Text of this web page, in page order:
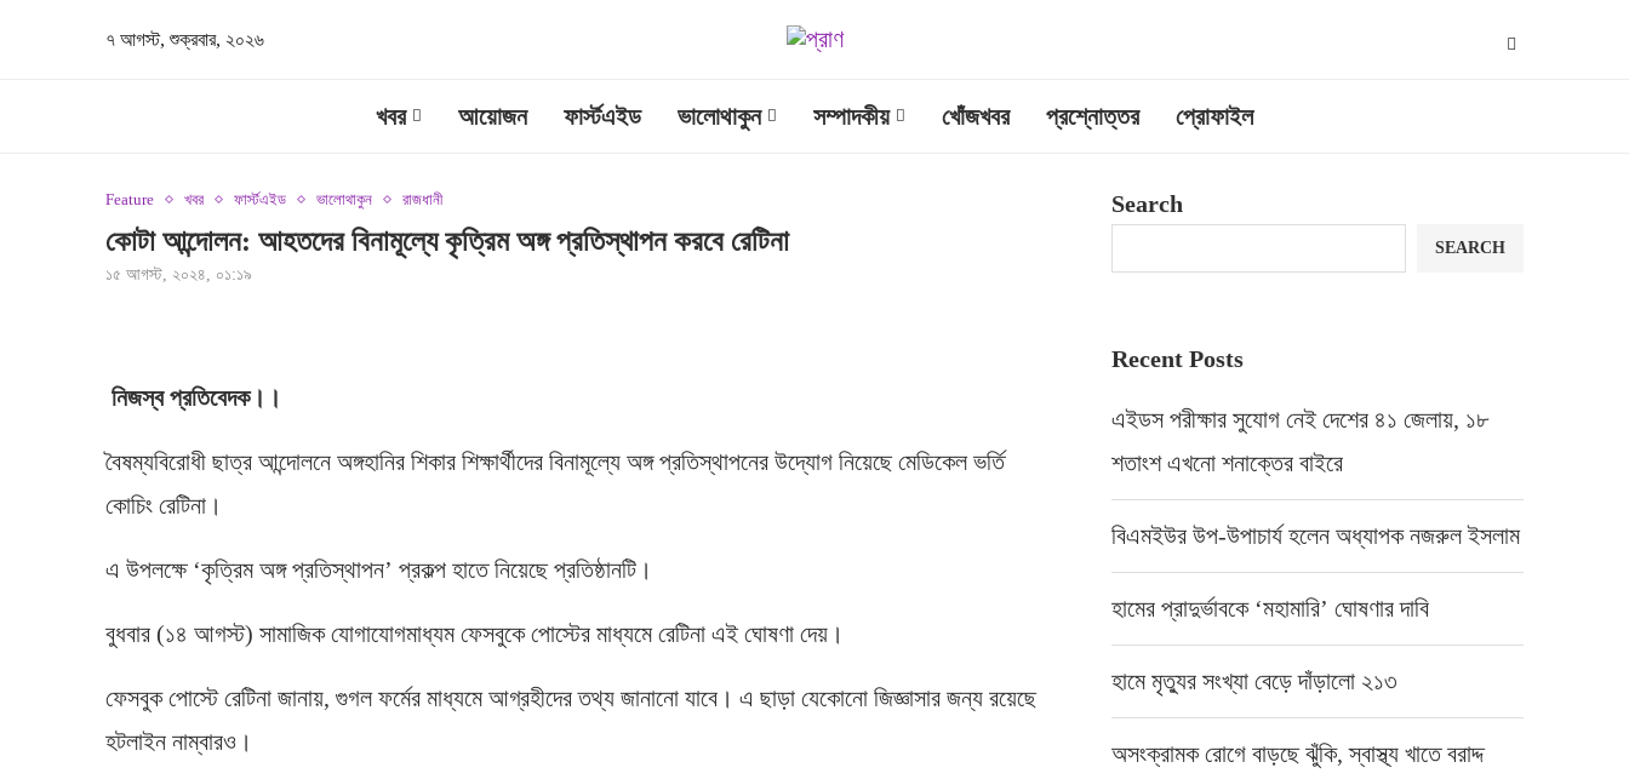
৭ আগস্ট, শুক্রবার, ২০২৬
খবর আয়োজন ফার্স্টএইড ভালোথাকুন সম্পাদকীয় খোঁজখবর প্রশ্নোত্তর প্রোফাইল
Feature খবর ফার্স্টএইড ভালোথাকুন রাজধানী
কোটা আন্দোলন: আহতদের বিনামূল্যে কৃত্রিম অঙ্গ প্রতিস্থাপন করবে রেটিনা
১৫ আগস্ট, ২০২৪, ০১:১৯
নিজস্ব প্রতিবেদক।।
বৈষম্যবিরোধী ছাত্র আন্দোলনে অঙ্গহানির শিকার শিক্ষার্থীদের বিনামূল্যে অঙ্গ প্রতিস্থাপনের উদ্যোগ নিয়েছে মেডিকেল ভর্তি
কোচিং রেটিনা।
এ উপলক্ষে ‘কৃত্রিম অঙ্গ প্রতিস্থাপন’ প্রকল্প হাতে নিয়েছে প্রতিষ্ঠানটি।
বুধবার (১৪ আগস্ট) সামাজিক যোগাযোগমাধ্যম ফেসবুকে পোস্টের মাধ্যমে রেটিনা এই ঘোষণা দেয়।
ফেসবুক পোস্টে রেটিনা জানায়, গুগল ফর্মের মাধ্যমে আগ্রহীদের তথ্য জানানো যাবে। এ ছাড়া যেকোনো জিজ্ঞাসার জন্য রয়েছে
হটলাইন নাম্বারও।
Search
SEARCH
Recent Posts
এইডস পরীক্ষার সুযোগ নেই দেশের ৪১ জেলায়, ১৮
শতাংশ এখনো শনাক্তের বাইরে
বিএমইউর উপ-উপাচার্য হলেন অধ্যাপক নজরুল ইসলাম
হামের প্রাদুর্ভাবকে ‘মহামারি’ ঘোষণার দাবি
হামে মৃত্যুর সংখ্যা বেড়ে দাঁড়ালো ২১৩
অসংক্রামক রোগে বাড়ছে ঝুঁকি, স্বাস্থ্য খাতে বরাদ্দ